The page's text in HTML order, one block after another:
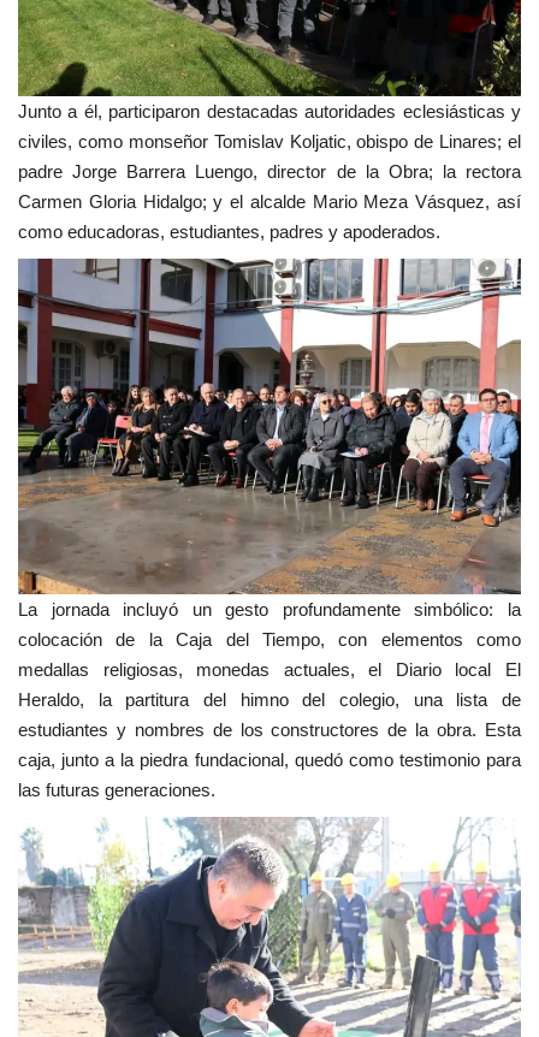
Junto a él, participaron destacadas autoridades eclesiásticas y
civiles, como monseñor Tomislav Koljatic, obispo de Linares; el
padre Jorge Barrera Luengo, director de la Obra; la rectora
Carmen Gloria Hidalgo; y el alcalde Mario Meza Vásquez, así
como educadoras, estudiantes, padres y apoderados.
La jornada incluyó un gesto profundamente simbólico: la
colocación de la Caja del Tiempo, con elementos como
medallas religiosas, monedas actuales, el Diario local El
Heraldo, la partitura del himno del colegio, una lista de
estudiantes y nombres de los constructores de la obra. Esta
caja, junto a la piedra fundacional, quedó como testimonio para
las futuras generaciones.